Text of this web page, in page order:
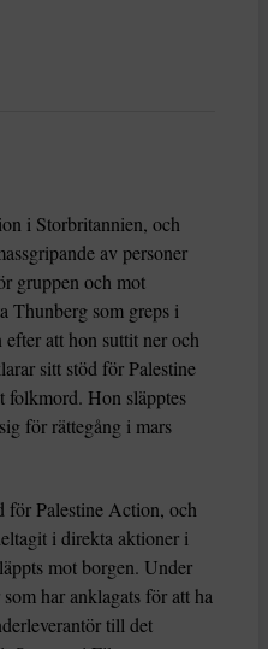
i Storbritannien, och
av personer
gruppen och mot
Thunberg som greps i
att hon suttit ner och
sitt stöd för Palestine
folkmord. Hon släpptes
för rättegång i mars
för Palestine Action, och
i direkta aktioner i
mot borgen. Under
har anklagats för att ha
till det